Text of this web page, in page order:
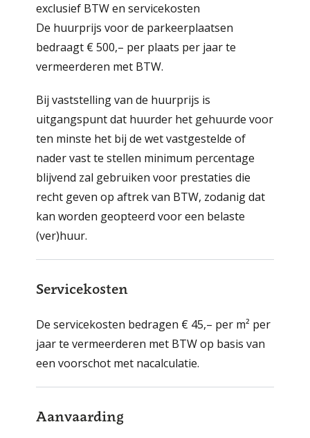
exclusief BTW en servicekosten
De huurprijs voor de parkeerplaatsen
bedraagt € 500,– per plaats per jaar te
vermeerde­ren met BTW.
Bij vaststelling van de huurprijs is
uitgangspunt dat huurder het gehuurde voor
ten minste het bij de wet vastgestelde of
nader vast te stellen minimum percentage
blijvend zal gebruiken voor prestaties die
recht geven op aftrek van BTW, zodanig dat
kan worden geopteerd voor een belaste
(ver)huur.
Servicekosten
De servicekosten bedragen € 45,– per m² per
jaar te vermeer­deren met BTW op basis van
een voorschot met nacalculatie.
Aanvaarding